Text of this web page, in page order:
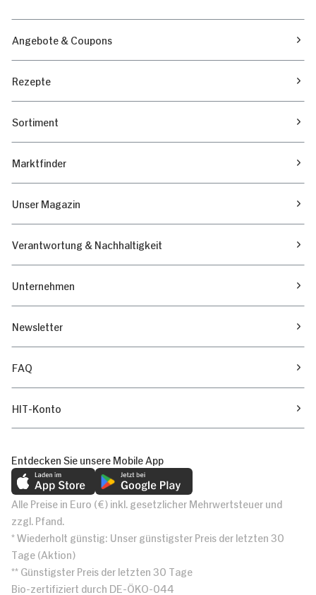
Angebote & Coupons
Rezepte
Sortiment
Marktfinder
Unser Magazin
Verantwortung & Nachhaltigkeit
Unternehmen
Newsletter
FAQ
HIT-Konto
Entdecken Sie unsere Mobile App
Alle Preise in Euro (€) inkl. gesetzlicher Mehrwertsteuer und
zzgl. Pfand.
* Wiederholt günstig: Unser günstigster Preis der letzten 30
Tage (Aktion)
** Günstigster Preis der letzten 30 Tage
Bio-zertifiziert durch DE-ÖKO-044